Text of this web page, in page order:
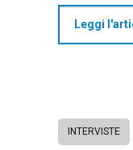
Leggi
INTERVISTE